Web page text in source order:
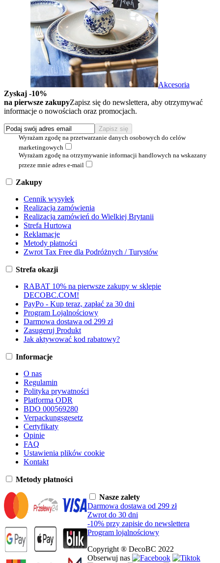
Akcesoria
Zyskaj -10%
na pierwsze zakupyZapisz się do newslettera, aby otrzymywać
informacje o nowościach oraz promocjach.
Wyrażam zgodę na przetwarzanie danych osobowych do celów
marketingowych
Wyrażam zgodę na otrzymywanie informacji handlowych na wskazany
przeze mnie adres e-mail
Zakupy
Cennik wysyłek
Realizacja zamówienia
Realizacja zamówień do Wielkiej Brytanii
Strefa Hurtowa
Reklamacje
Metody płatności
Zwrot Tax Free dla Podróżnych / Turystów
Strefa okazji
RABAT 10% na pierwsze zakupy w sklepie
DECOBC.COM!
PayPo - Kup teraz, zapłać za 30 dni
Program Lojalnościowy
Darmowa dostawa od 299 zł
Zasugeruj Produkt
Jak aktywować kod rabatowy?
Informacje
O nas
Regulamin
Polityka prywatności
Platforma ODR
BDO 000569280
Verpackungsgesetz
Certyfikaty
Opinie
FAQ
Ustawienia plików cookie
Kontakt
Metody płatności
Nasze zalety
Darmowa dostawa od 299 zł
Zwrot do 30 dni
-10% przy zapisie do newslettera
Program lojalnościowy
Copyright ® DecoBC 2022
Obserwuj nas